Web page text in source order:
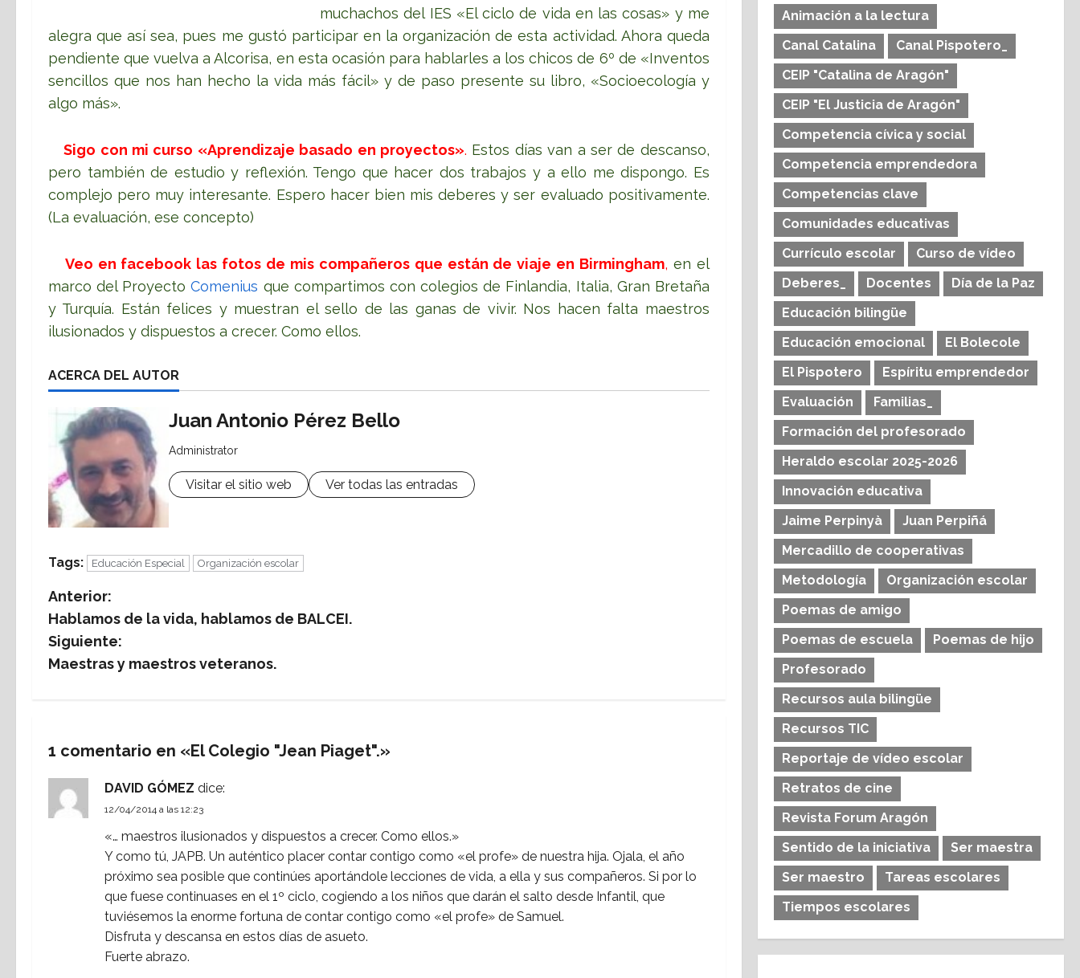
muchachos del IES «El ciclo de vida en las cosas» y me
alegra que así sea, pues me gustó participar en la organización de esta actividad. Ahora queda
pendiente que vuelva a Alcorisa, en esta ocasión para hablarles a los chicos de 6º de «Inventos
sencillos que nos han hecho la vida más fácil» y de paso presente su libro, «Socioecología y
algo más».
Sigo con mi curso «Aprendizaje basado en proyectos». Estos días van a ser de descanso,
pero también de estudio y reflexión. Tengo que hacer dos trabajos y a ello me dispongo. Es
complejo pero muy interesante. Espero hacer bien mis deberes y ser evaluado positivamente.
(La evaluación, ese concepto)
Veo en facebook las fotos de mis compañeros que están de viaje en Birmingham, en el
marco del ProyectoComenius que compartimos con colegios de Finlandia, Italia, Gran Bretaña
y Turquía. Están felices y muestran el sello de las ganas de vivir. Nos hacen falta maestros
ilusionados y dispuestos a crecer. Como ellos.
ACERCA DEL AUTOR
Juan Antonio Pérez Bello
Administrator
Visitar el sitio web Ver todas las entradas
Tags: Educación Especial Organización escolar
N
a
v
c
Anterior:
Hablamos de la vida, hablamos de BALCEI.
Siguiente:
Maestras y maestros veteranos.
1 comentario en «El Colegio "Jean Piaget".»
DAVID GÓMEZ dice:
12/04/2014 a las 12:23
«… maestros ilusionados y dispuestos a crecer. Como ellos.»
Y como tú, JAPB. Un auténtico placer contar contigo como «el profe» de nuestra hija. Ojala, el año
próximo sea posible que continúes aportándole lecciones de vida, a ella y sus compañeros. Si por lo
que fuese continuases en el 1º ciclo, cogiendo a los niños que darán el salto desde Infantil, que
tuviésemos la enorme fortuna de contar contigo como «el profe» de Samuel.
Disfruta y descansa en estos días de asueto.
Fuerte abrazo.
Animación a la lectura
Canal Catalina
Canal Pispotero_
CEIP "Catalina de Aragón"
CEIP "El Justicia de Aragón"
Competencia cívica y social
Competencia emprendedora
Competencias clave
Comunidades educativas
Currículo escolar
Curso de vídeo
Deberes_
Docentes
Día de la Paz
Educación bilingüe
Educación emocional
El Bolecole
El Pispotero
Espíritu emprendedor
Evaluación
Familias_
Formación del profesorado
Heraldo escolar 2025-2026
Innovación educativa
Jaime Perpinyà
Juan Perpiñá
Mercadillo de cooperativas
Metodología
Organización escolar
Poemas de amigo
Poemas de escuela
Poemas de hijo
Profesorado
Recursos aula bilingüe
Recursos TIC
Reportaje de vídeo escolar
Retratos de cine
Revista Forum Aragón
Sentido de la iniciativa
Ser maestra
Ser maestro
Tareas escolares
Tiempos escolares